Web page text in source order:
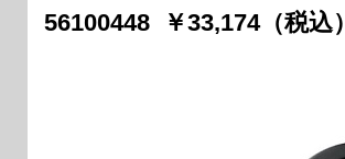
56100448 ￥33,174（税込）